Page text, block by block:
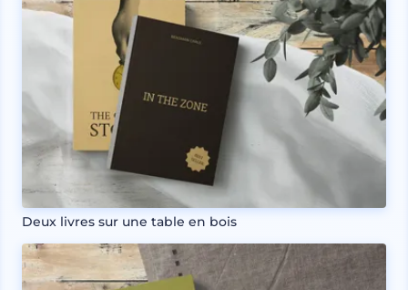
Deux livres sur une table en bois